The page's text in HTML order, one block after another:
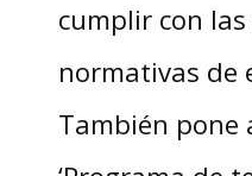
cumplir con
normativas de
También pone